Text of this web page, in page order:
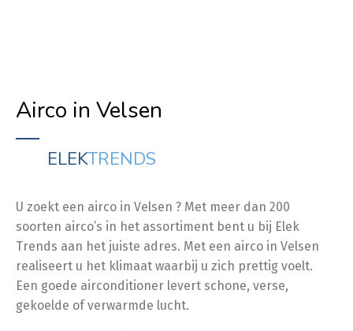
Airco in Velsen
ELEKTRENDS
U zoekt een airco in Velsen ? Met meer dan 200
soorten airco’s in het assortiment bent u bij Elek
Trends aan het juiste adres. Met een airco in Velsen
realiseert u het klimaat waarbij u zich prettig voelt.
Een goede airconditioner levert schone, verse,
gekoelde of verwarmde lucht.